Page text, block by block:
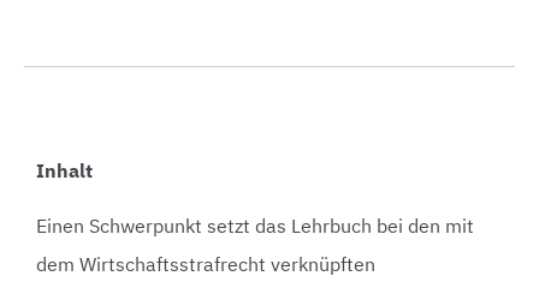
Inhalt
Einen Schwerpunkt setzt das Lehrbuch bei den mit
dem Wirtschaftsstrafrecht verknüpften